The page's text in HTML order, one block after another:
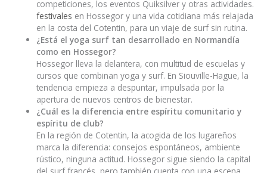
competiciones, los eventos Quiksilver y otras actividades.
festivales en Hossegor y una vida cotidiana más relajada
en la costa del Cotentin, para un viaje de surf sin rutina.
¿Está el yoga surf tan desarrollado en Normandía
como en Hossegor?
Hossegor lleva la delantera, con multitud de escuelas y
cursos que combinan yoga y surf. En Siouville-Hague, la
tendencia empieza a despuntar, impulsada por la
apertura de nuevos centros de bienestar.
¿Cuál es la diferencia entre espíritu comunitario y
espíritu de club?
En la región de Cotentin, la acogida de los lugareños
marca la diferencia: consejos espontáneos, ambiente
rústico, ninguna actitud. Hossegor sigue siendo la capital
del surf francés, pero también cuenta con una escena